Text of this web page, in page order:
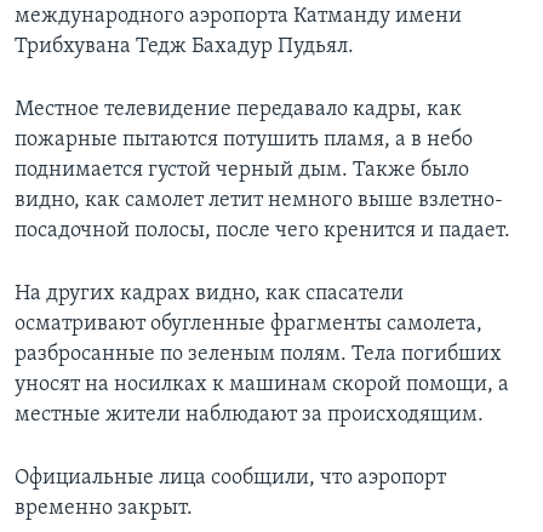
международного аэропорта Катманду имени
Трибхувана Тедж Бахадур Пудьял.
Местное телевидение передавало кадры, как
пожарные пытаются потушить пламя, а в небо
поднимается густой черный дым. Также было
видно, как самолет летит немного выше взлетно-
посадочной полосы, после чего кренится и падает.
На других кадрах видно, как спасатели
осматривают обугленные фрагменты самолета,
разбросанные по зеленым полям. Тела погибших
уносят на носилках к машинам скорой помощи, а
местные жители наблюдают за происходящим.
Официальные лица сообщили, что аэропорт
временно закрыт.